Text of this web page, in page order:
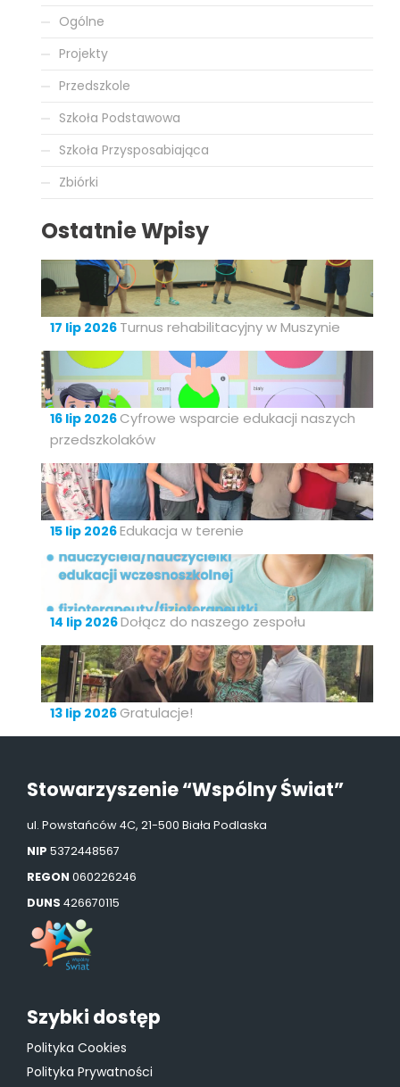
Ogólne
Projekty
Przedszkole
Szkoła Podstawowa
Szkoła Przysposabiająca
Zbiórki
Ostatnie Wpisy
17 lip 2026 Turnus rehabilitacyjny w Muszynie
16 lip 2026 Cyfrowe wsparcie edukacji naszych
przedszkolaków
15 lip 2026Edukacja w terenie
14 lip 2026Dołącz do naszego zespołu
13 lip 2026 Gratulacje!
Stowarzyszenie “Wspólny Świat”
ul. Powstańców 4C, 21-500 Biała Podlaska
NIP 5372448567
REGON 060226246
DUNS 426670115
Szybki dostęp
Polityka Cookies
Polityka Prywatności